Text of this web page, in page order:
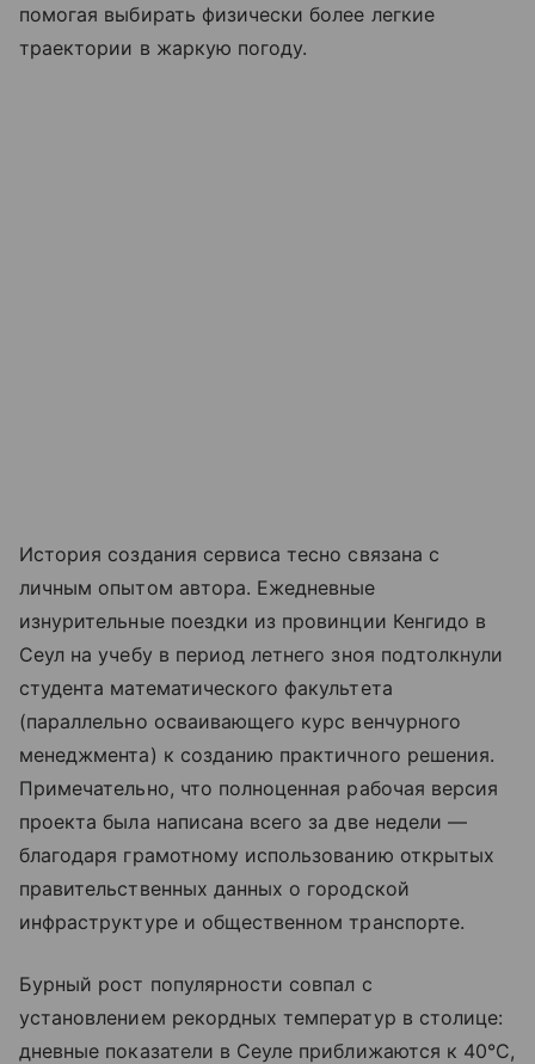
помогая выбирать физически более легкие
траектории в жаркую погоду.
История создания сервиса тесно связана с
личным опытом автора. Ежедневные
изнурительные поездки из провинции Кенгидо в
Сеул на учебу в период летнего зноя подтолкнули
студента математического факультета
(параллельно осваивающего курс венчурного
менеджмента) к созданию практичного решения.
Примечательно, что полноценная рабочая версия
проекта была написана всего за две недели —
благодаря грамотному использованию открытых
правительственных данных о городской
инфраструктуре и общественном транспорте.
Бурный рост популярности совпал с
установлением рекордных температур в столице:
дневные показатели в Сеуле приближаются к 40°C,